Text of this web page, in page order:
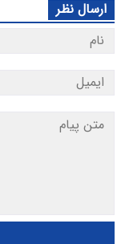
ارسال نظر